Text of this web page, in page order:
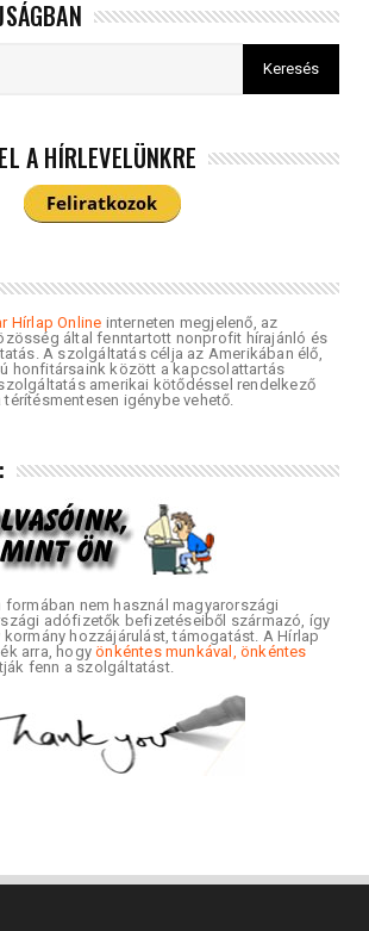
A HÍRLEVELÜNKRE
Hírlap Online interneten megjelenő, az
által fenntartott nonprofit hírajánló és
A szolgáltatás célja az Amerikában élő,
honfitársaink között a kapcsolattartás
amerikai kötődéssel rendelkező
igénybe vehető.
formában nem használ magyarországi
adófizetők befizetéseiből származó, így
kormány hozzájárulást, támogatást. A Hírlap
arra, hogyönkéntes munkával, önkéntes
fenn a szolgáltatást.